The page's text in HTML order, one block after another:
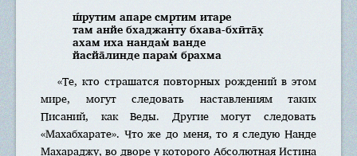
ш́рутим aпарe смр̣тим итарe
там aнйe бхаджaнту бхавa-бхӣта̄х̣
aхам иха нaндам̇ вaндe
йасйа̄линдe парам̇ брахмa
«Те, кто страшатся повторных рождений в этом
мире, могут следовать наставлениям таких
Писаний, как Веды. Другие могут следовать
«Мaхабхарате». Что же до меня, то я следую Нaнде
Махараджу, во дворе у которого Абсолютная Истина